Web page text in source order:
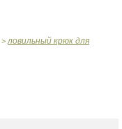
> ловильный крюк для